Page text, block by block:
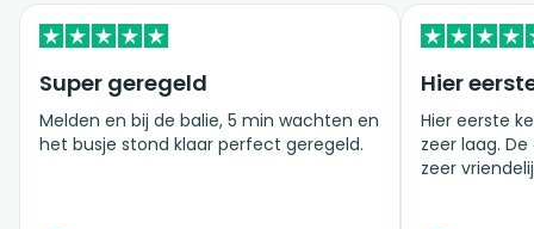
Super geregeld
Melden en bij de balie, 5 min wachten en
het busje stond klaar perfect geregeld.
Hier
Hier eerste
zeer laag.
zeer